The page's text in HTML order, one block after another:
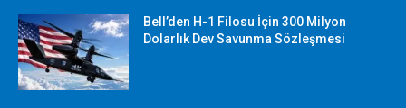
Bell’den H-1 Filosu İçin 300 Milyon
Dolarlık Dev Savunma Sözleşmesi